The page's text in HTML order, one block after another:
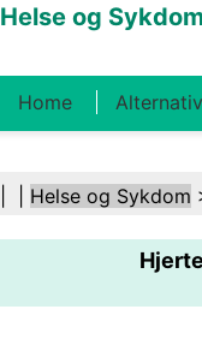
Helse og Sykdom
Home
Kosthold Og
Helsebransjen
Sikkerhet Kirurgi
Helse og Sykdom